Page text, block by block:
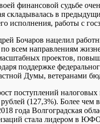
финансовой судьбе
в
исполнения, работы с
Бочаров нацелил
всем направлениям
проектов,
поддержке
Думы, ветеранами
поступлений
(127,3%). Более
года Волгоградская
стала лидером в